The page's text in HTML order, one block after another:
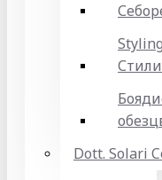
Dott. Solari